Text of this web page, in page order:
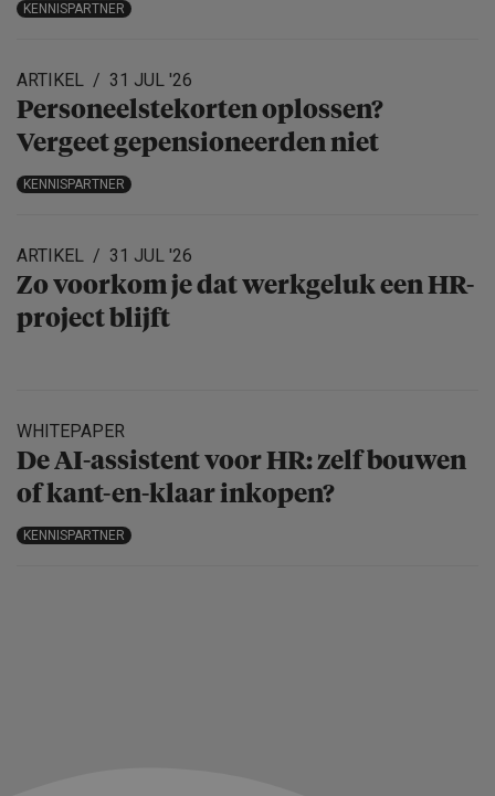
KENNISPARTNER
ARTIKEL 31 JUL '26
Personeels­te­korten oplossen?
Vergeet gepensio­neerden niet
KENNISPARTNER
ARTIKEL 31 JUL '26
Zo voorkom je dat werkgeluk een HR-
project blijft
WHITEPAPER
De AI-assistent voor HR: zelf bouwen
of kant-en-klaar inkopen?
KENNISPARTNER